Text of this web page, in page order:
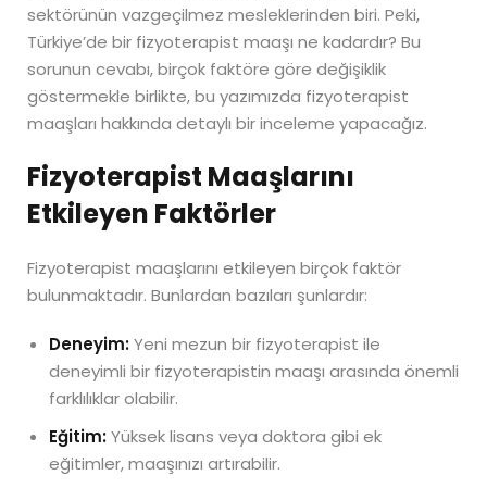
sektörünün vazgeçilmez mesleklerinden biri. Peki,
Türkiye’de bir fizyoterapist maaşı ne kadardır? Bu
sorunun cevabı, birçok faktöre göre değişiklik
göstermekle birlikte, bu yazımızda fizyoterapist
maaşları hakkında detaylı bir inceleme yapacağız.
Fizyoterapist Maaşlarını
Etkileyen Faktörler
Fizyoterapist maaşlarını etkileyen birçok faktör
bulunmaktadır. Bunlardan bazıları şunlardır:
Deneyim:Yeni mezun bir fizyoterapist ile
deneyimli bir fizyoterapistin maaşı arasında önemli
farklılıklar olabilir.
Eğitim:Yüksek lisans veya doktora gibi ek
eğitimler, maaşınızı artırabilir.